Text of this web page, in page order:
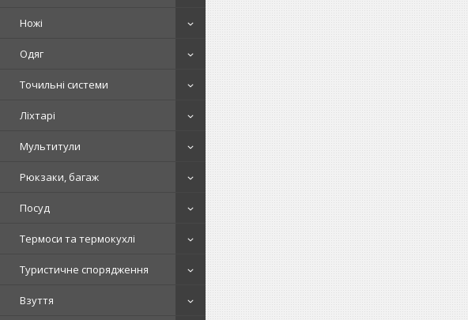
Ножі
Одяг
Точильні системи
Ліхтарі
Мультитули
Рюкзаки, багаж
Посуд
Термоси та термокухлі
Туристичне спорядження
Взуття